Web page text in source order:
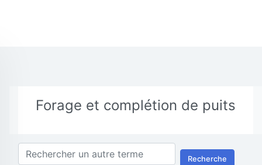
Forage et complétion de puits
Recherche